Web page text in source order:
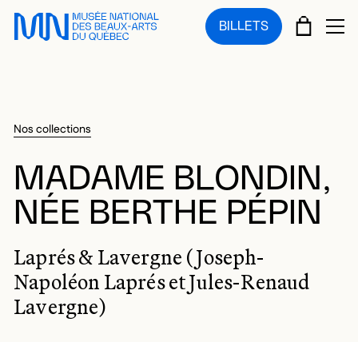
Sauter au menu principal
Sauter au contenu principal
Sauter au pied de page
BILLETS PANIER
Nos collections
MADAME BLONDIN,
NÉE BERTHE PÉPIN
Laprés & Lavergne (Joseph-
Napoléon Laprés et Jules-Renaud
Lavergne)